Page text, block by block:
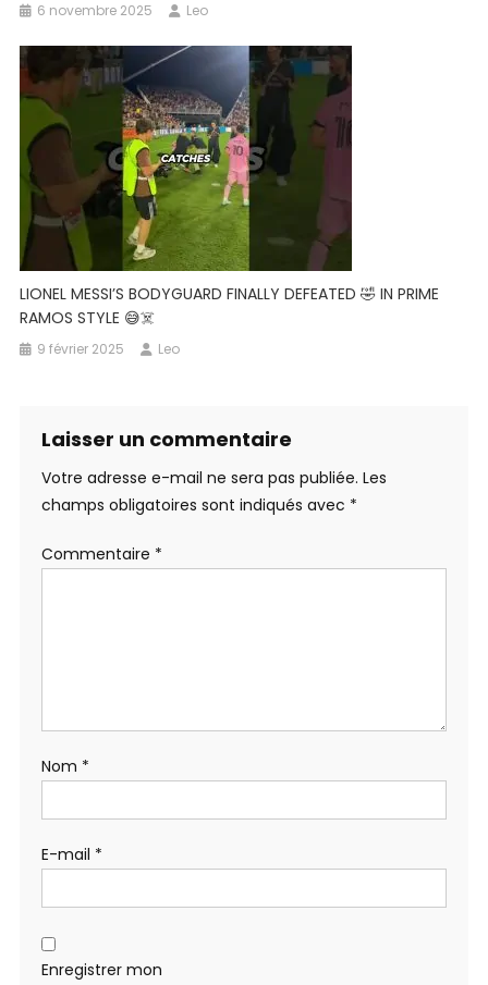
6 novembre 2025 Leo
LIONEL MESSI’S BODYGUARD FINALLY DEFEATED 🤣 IN PRIME
RAMOS STYLE 😅☠️
9 février 2025 Leo
Laisser un commentaire
Votre adresse e-mail ne sera pas publiée. Les
champs obligatoires sont indiqués avec *
Commentaire *
Nom *
E-mail *
Enregistrer mon